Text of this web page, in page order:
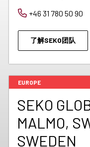
+46 31 780 50 90
了解SEKO团队
EUROPE
SEKO
MALMO,
SWEDEN